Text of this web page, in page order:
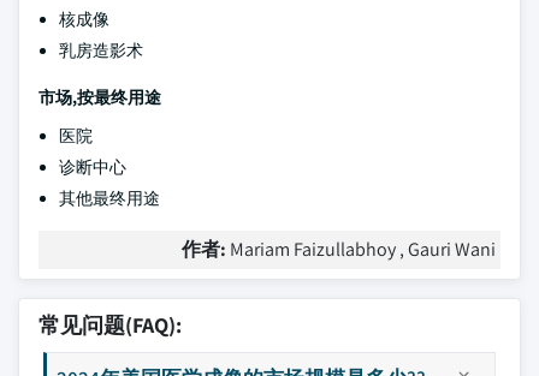
核成像
乳房造影术
市场,按最终用途
医院
诊断中心
其他最终用途
作者: Mariam Faizullabhoy , Gauri Wani
常见问题(FAQ):